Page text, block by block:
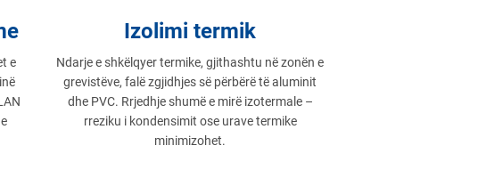
e
Izolimi termik
Ndarje e shkëlqyer termike, gjithashtu në zonën e
grevistëve, falë zgjidhjes së përbërë të aluminit
dhe PVC. Rrjedhje shumë e mirë izotermale –
rreziku i kondensimit ose urave termike
minimizohet.